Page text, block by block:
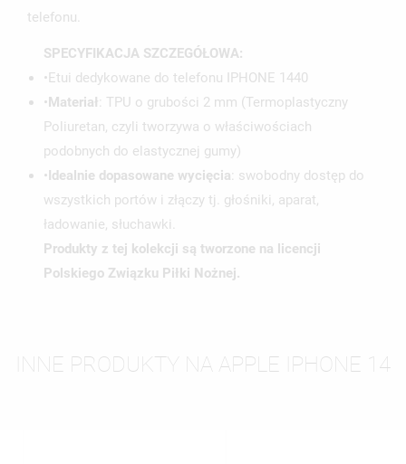
telefonu.
SPECYFIKACJA SZCZEGÓŁOWA:
•Etui dedykowane do telefonu IPHONE 1440
• Materiał : TPU o grubości 2 mm (Termoplastyczny
Poliuretan, czyli tworzywa o właściwościach
podobnych do elastycznej gumy)
• Idealnie dopasowane wycięcia: swobodny dostęp do
wszystkich portów i złączy tj. głośniki, aparat,
ładowanie, słuchawki.
Produkty z tej kolekcji są tworzone na licencji
Polskiego Związku Piłki Nożnej.
INNE PRODUKTY NA APPLE IPHONE 14